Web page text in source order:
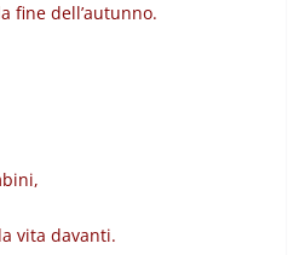
fine dell’autunno.
vita davanti.